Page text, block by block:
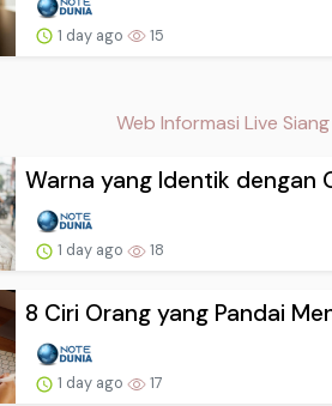
1 day ago 15
Web Informasi Live
Warna yang Identik dengan
1 day ago 18
8 Ciri Orang yang Pandai
1 day ago 17